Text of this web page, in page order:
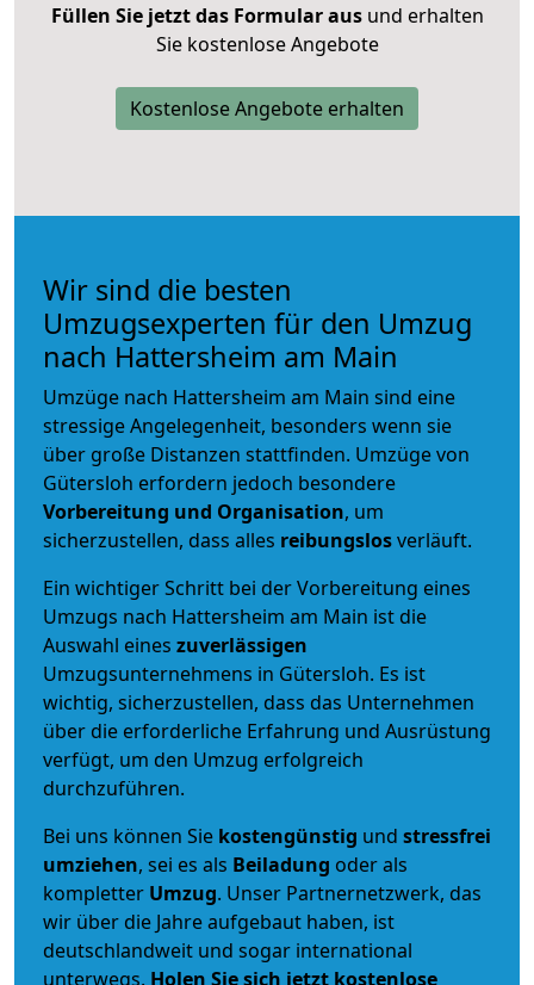
Füllen Sie jetzt das Formular ausund erhalten
Sie kostenlose Angebote
Kostenlose Angebote erhalten
Wir sind die besten
Umzugsexperten für den Umzug
nach Hattersheim am Main
Umzüge nach Hattersheim am Main sind eine
stressige Angelegenheit, besonders wenn sie
über große Distanzen stattfinden. Umzüge von
Gütersloh erfordern jedoch besondere
Vorbereitung und Organisation, um
sicherzustellen, dass alles reibungslosverläuft.
Ein wichtiger Schritt bei der Vorbereitung eines
Umzugs nach Hattersheim am Main ist die
Auswahl eines zuverlässigen
Umzugsunternehmens in Gütersloh. Es ist
wichtig, sicherzustellen, dass das Unternehmen
über die erforderliche Erfahrung und Ausrüstung
verfügt, um den Umzug erfolgreich
durchzuführen.
Bei uns können Sie kostengünstig und stressfrei
umziehen, sei es als Beiladung oder als
kompletter Umzug. Unser Partnernetzwerk, das
wir über die Jahre aufgebaut haben, ist
deutschlandweit und sogar international
unterwegs. Holen Sie sich jetzt kostenlose